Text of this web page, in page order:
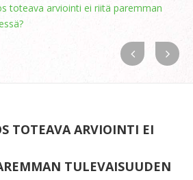
toteava arviointi ei riitä paremman
TOTEAVA ARVIOINTI EI
TULEVAISUUDEN